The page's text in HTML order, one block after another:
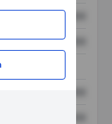
XXXXXXX
XXXXXXX